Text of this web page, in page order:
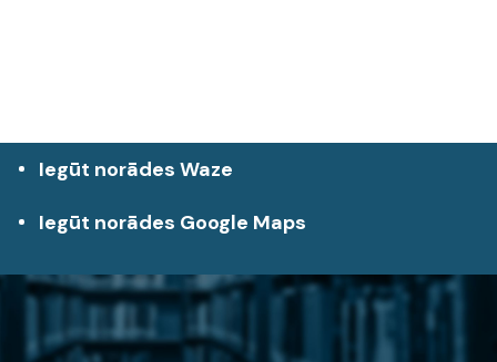
Iegūt norādes Waze
Iegūt norādes Google Maps